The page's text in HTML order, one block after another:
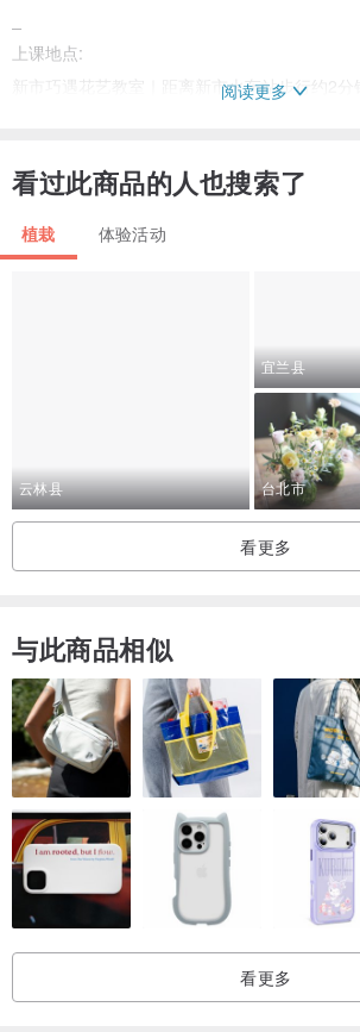
上课地点:
新市巧遇花艺教室｜距离新市火车站步行约2分钟
上完课还可以拍美美照片，
_
阅读更多
看过此商品的人也搜索了
植栽 体验活动
云林县
宜兰县
台北市
看更多
与此商品相似
看更多